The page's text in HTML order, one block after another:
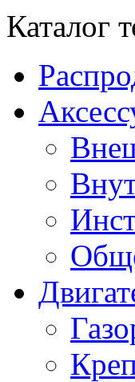
Каталог